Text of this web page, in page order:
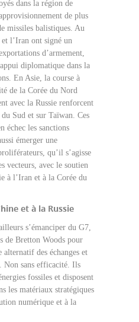
dans la région de
de plus
missiles balistiques. Au
l’Iran ont signé un
d’armement,
diplomatique dans la
En Asie, la course à
de la Corée du Nord
avec la Russie renforcent
Sud et sur Taïwan. Ces
échec les sanctions
émerger une
qu’il s’agisse
vecteurs, avec le soutien
à l’Iran et à la Corée du
et à la Russie
s’émanciper du G7,
de Bretton Woods pour
des échanges et
Non sans efficacité. Ils
fossiles et disposent
les matériaux stratégiques
numérique et à la